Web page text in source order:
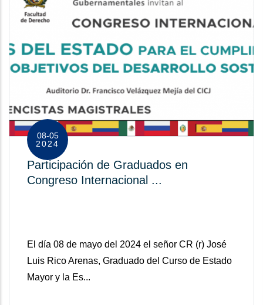
08-05
2024
Participación de Graduados en
Congreso Internacional ...
El día 08 de mayo del 2024 el señor CR (r) José
Luis Rico Arenas, Graduado del Curso de Estado
Mayor y la Es...